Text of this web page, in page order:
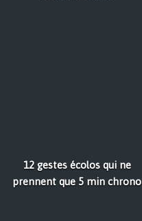
12 gestes écolos qui ne
prennent que 5 min chrono